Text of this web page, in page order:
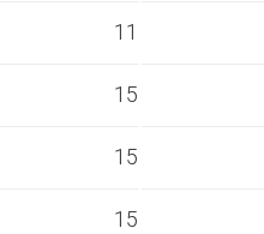
11
15
15
15